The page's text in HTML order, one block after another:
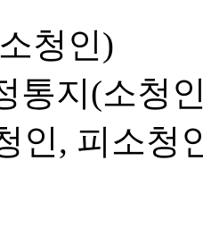
청인)
통지(소청
인, 피소청